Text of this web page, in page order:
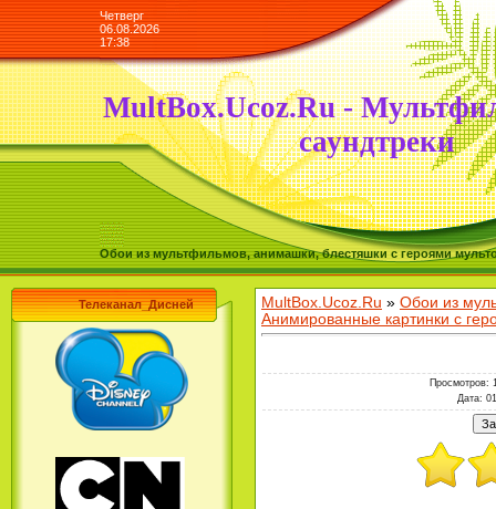
Четверг
06.08.2026
17:38
MultBox.Ucoz.Ru -
саундтреки
Обои из мультфильмов, анимашки, блестяшки с героями
Телеканал_Дисней MultBox.Ucoz.Ru » Обои из
Анимированные картинки с
Просмотров:
Дата: